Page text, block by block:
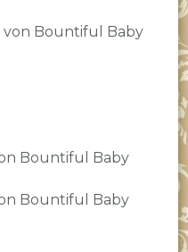
von Bountiful Baby
Bountiful Baby
Bountiful Baby